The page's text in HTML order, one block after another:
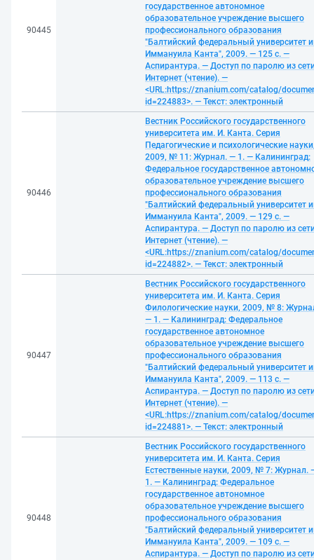
90445
государственное автономное
образовательное учреждение высшего
профессионального образования
"Балтийский федеральный университет
Иммануила Канта", 2009. — 125 с. —
Аспирантура. — Доступ по паролю из
Интернет (чтение). —
<URL:https://znanium.com/catalog/
id=224883>. — Текст: электронный
90446
Вестник Российского государственного
университета им. И. Канта. Серия
Педагогические и психологические
2009, № 11: Журнал. — 1. — Калининград:
Федеральное государственное
образовательное учреждение высшего
профессионального образования
"Балтийский федеральный университет
Иммануила Канта", 2009. — 129 с. —
Аспирантура. — Доступ по паролю из
Интернет (чтение). —
<URL:https://znanium.com/catalog/
id=224882>. — Текст: электронный
90447
Вестник Российского государственного
университета им. И. Канта. Серия
Филологические науки, 2009, № 8:
— 1. — Калининград: Федеральное
государственное автономное
образовательное учреждение высшего
профессионального образования
"Балтийский федеральный университет
Иммануила Канта", 2009. — 113 с. —
Аспирантура. — Доступ по паролю из
Интернет (чтение). —
<URL:https://znanium.com/catalog/
id=224881>. — Текст: электронный
90448
Вестник Российского государственного
университета им. И. Канта. Серия
Естественные науки, 2009, № 7: Журнал.
1. — Калининград: Федеральное
государственное автономное
образовательное учреждение высшего
профессионального образования
"Балтийский федеральный университет
Иммануила Канта", 2009. — 109 с. —
Аспирантура. — Доступ по паролю из